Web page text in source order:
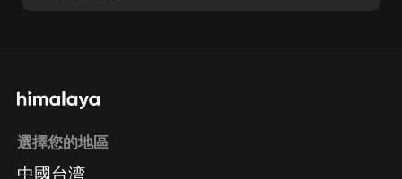
選擇您的地區
中國台湾